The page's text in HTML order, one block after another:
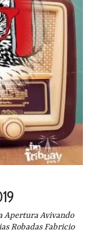
Apertura Avivando
Robadas Fabricio